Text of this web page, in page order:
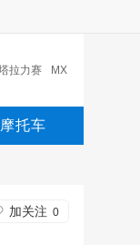
拉力赛 MX
托车
加关注 0